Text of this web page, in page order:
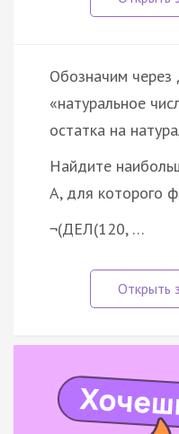
Обозначим
«натуральное
остатка на
Найдите
A, для которого
¬(ДЕЛ(120, …